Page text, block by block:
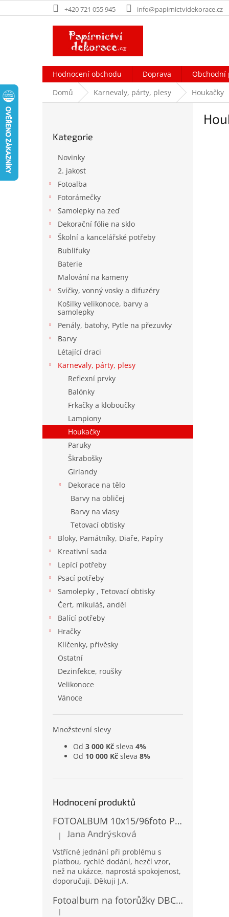
na
+420 721 055 945 info@papirnictvidekorace.cz
Hodnocení obchodu Doprava Obchodní
Domů
Karnevaly, párty, plesy Houkačky
kategorie
Kategorie
Novinky
2. jakost
Fotoalba
Fotorámečky
Samolepky na zeď
Dekorační fólie na sklo
Školní a kancelářské potřeby
Bublifuky
Baterie
Malování na kameny
Svíčky, vonný vosky a difuzéry
Košilky velikonoce, barvy a
samolepky
Penály, batohy, Pytle na přezuvky
Barvy
Létající draci
Karnevaly, párty, plesy
Reflexní prvky
Balónky
Frkačky a kloboučky
Lampiony
Houkačky
Paruky
Škrabošky
Girlandy
Dekorace na tělo
Barvy na obličej
Barvy na vlasy
Tetovací obtisky
Bloky, Památníky, Diaře, Papíry
Kreativní sada
Lepící potřeby
Psací potřeby
Samolepky , Tetovací obtisky
Čert, mikuláš, anděl
Balící potřeby
Hračky
Klíčenky, přívěsky
Ostatní
Dezinfekce, roušky
Velikonoce
Vánoce
Množstevní slevy
Od 3 000 Kč sleva 4%
Od 10 000 Kč sleva 8%
Hodnocení produktů
FOTOALBUM 10x15/96foto PP-4696 MIX
Hodnocení produktu je 5 z 5 hvězdiček.
| Jana Andrýsková
Vstřícné jednání při problému s
platbou, rychlé dodání, hezčí vzor,
než na ukázce, naprostá spokojenost,
doporučuji. Děkuji J.A.
Fotoalbum na fotorůžky DBCL-30 Homage 2
Hodnocení produktu je 5 z 5 hvězdiček.
|